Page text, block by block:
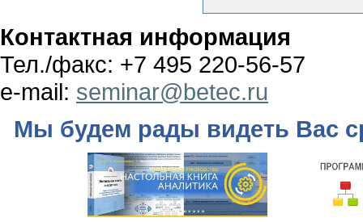
Контактная информация
Тел./факс: +7 495 220-56-57
e-mail: seminar@betec.ru
Мы будем рады видеть Вас